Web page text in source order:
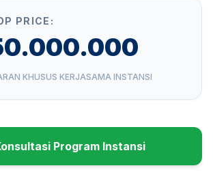
PRICE:
KHUSUS KERJASAMA INSTANSI
Program Instansi